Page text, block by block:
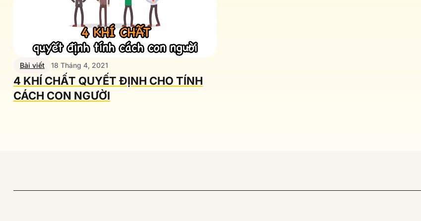
Bài viết 18 Tháng 4, 2021
4 KHÍ CHẤT QUYẾT ĐỊNH CHO TÍNH
CÁCH CON NGƯỜI